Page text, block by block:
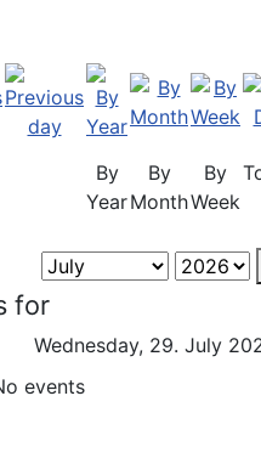
By
Year
By
Month
By
Week
for
Wednesday, 29. July
events